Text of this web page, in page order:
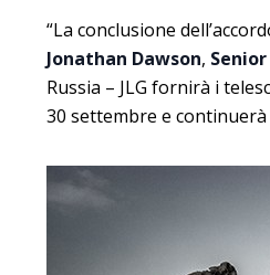
“La conclusione
Jonathan Dawson,
Russia – JLG fornirà i
30 settembre e